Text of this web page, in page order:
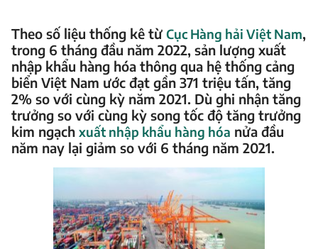
Theo số liệu thống kê từ Cục Hàng hải Việt Nam,
trong 6 tháng đầu năm 2022, sản lượng xuất
nhập khẩu hàng hóa thông qua hệ thống cảng
biển Việt Nam ước đạt gần 371 triệu tấn, tăng
2% so với cùng kỳ năm 2021. Dù ghi nhận tăng
trưởng so với cùng kỳ song tốc độ tăng trưởng
kim ngạch xuất nhập khẩu hàng hóa nửa đầu
năm nay lại giảm so với 6 tháng năm 2021.